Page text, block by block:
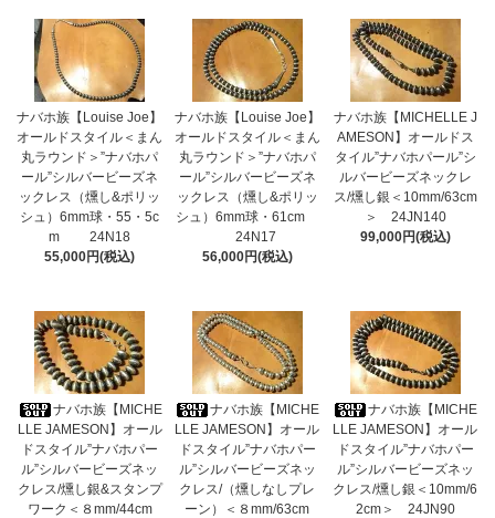
ナバホ族【Louise Joe】
オールドスタイル＜まん
丸ラウンド＞”ナバホパ
ール”シルバービーズネ
ックレス（燻し&ポリッ
シュ）6mm球・55・5c
m 24N18
55,000円(税込)
ナバホ族【Louise Joe】
オールドスタイル＜まん
丸ラウンド＞”ナバホパ
ール”シルバービーズネ
ックレス（燻し&ポリッ
シュ）6mm球・61cm
24N17
56,000円(税込)
ナバホ族【MICHELLE J
AMESON】オールドス
タイル”ナバホパール”シ
ルバービーズネックレ
ス/燻し銀＜10mm/63cm
＞ 24JN140
99,000円(税込)
ナバホ族【MICHE
LLE JAMESON】オール
ドスタイル”ナバホパー
ル”シルバービーズネッ
クレス/燻し銀&スタンプ
ワーク＜８mm/44cm
ナバホ族【MICHE
LLE JAMESON】オール
ドスタイル”ナバホパー
ル”シルバービーズネッ
クレス/（燻しなしプレ
ーン）＜８mm/63cm
ナバホ族【MICHE
LLE JAMESON】オール
ドスタイル”ナバホパー
ル”シルバービーズネッ
クレス/燻し銀＜10mm/6
2cm＞ 24JN90